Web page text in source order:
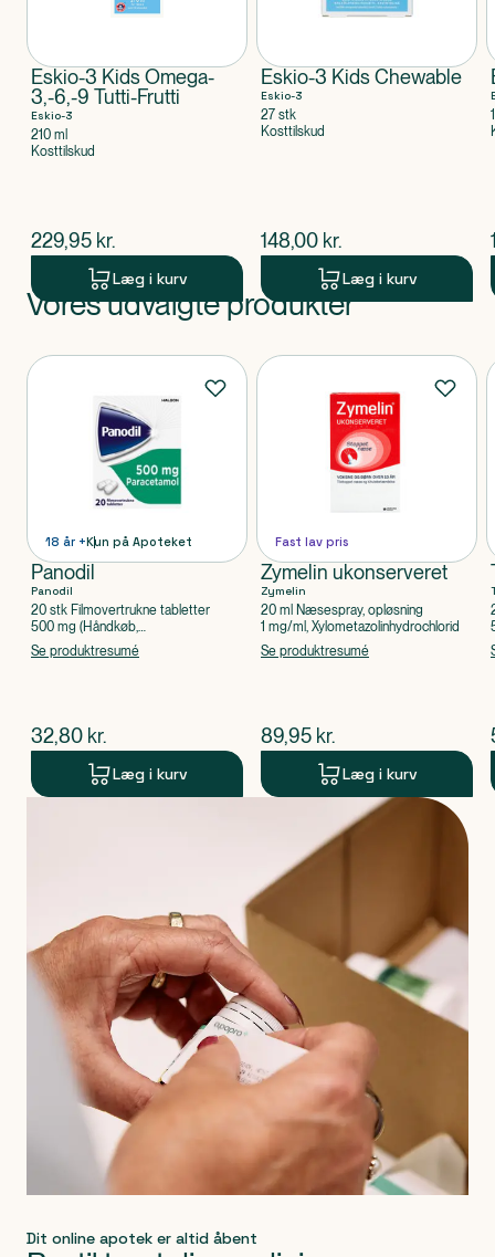
Eskio-3 Kids Omega-
3,-6,-9 Tutti-Frutti
Eskio-3
210 ml
Kosttilskud
$nuværende pris
229,95 kr.
Læg i kurv
Eskio-3 Kids Chewable
Eskio-3
27 stk
Kosttilskud
$nuværende pris
148,00 kr.
Læg i kurv
Produkt 1 af 0
Vores udvalgte produkter
Produkter
18 år +Kun på Apoteket
Panodil
Panodil
20 stk Filmovertrukne tabletter
500 mg (Håndkøb,
apoteksforbeholdt), Paracetamol
Se produktresumé
$nuværende pris
32,80 kr.
Læg i kurv
Fast lav pris
Zymelin ukonserveret
Zymelin
20 ml Næsespray, opløsning
1 mg/ml, Xylometazolinhydrochlorid
Se produktresumé
$nuværende pris
89,95 kr.
Læg i kurv
Dit online apotek er altid åbent